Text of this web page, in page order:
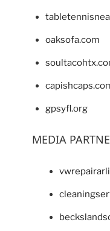
oaksofa.com
gpsyfl.org
MEDIA